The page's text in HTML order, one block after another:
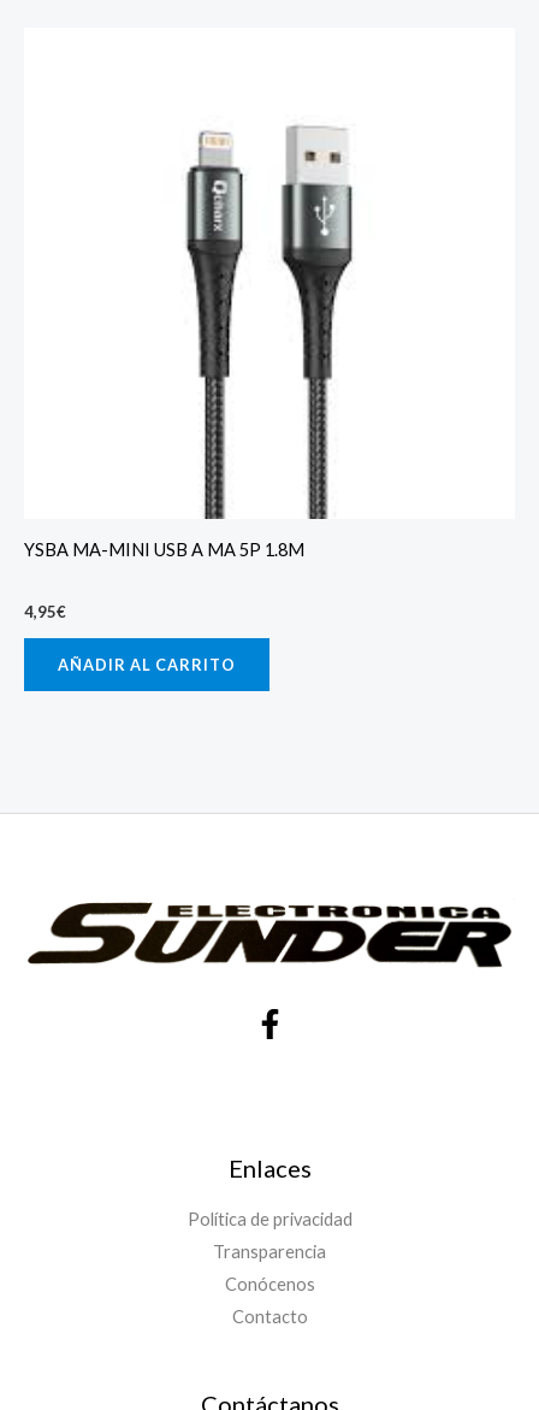
YSBA MA-MINI USB A MA 5P 1.8M
4,95€
AÑADIR AL CARRITO
Enlaces
Política de privacidad
Transparencia
Conócenos
Contacto
Contáctanos